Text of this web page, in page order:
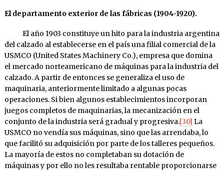
El departamento exterior de las fábricas (1904-1920).
El año 1903 constituye un hito para la industria argentina
del calzado al establecerse en el país una filial comercial de la
USMCO (United States Machinery Co.), empresa que domina
el mercado norteamericano de máquinas para la industria del
calzado. A partir de entonces se generaliza el uso de
maquinaria, anteriormente limitado a algunas pocas
operaciones. Si bien algunos establecimientos incorporan
juegos completos de maquinarias, la mecanización en el
conjunto de la industria será gradual y progresiva.[30] La
USMCO no vendía sus máquinas, sino que las arrendaba, lo
que facilitó su adquisición por parte de los talleres pequeños.
La mayoría de estos no completaban su dotación de
máquinas y por ello no les resultaba rentable proporcionarse